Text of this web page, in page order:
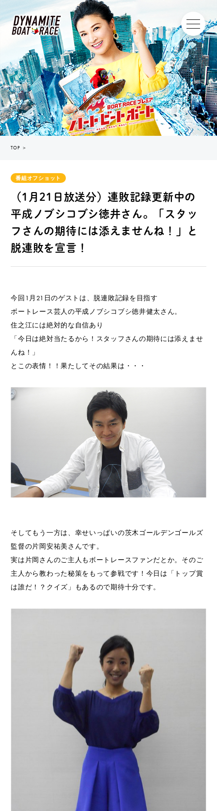
TOP ＞
番組オフショット
（1月21日放送分）連敗記録更新中の
平成ノブシコブシ徳井さん。「スタッ
フさんの期待には添えませんね！」と
脱連敗を宣言！
今回1月21日のゲストは、脱連敗記録を目指す
ボートレース芸人の平成ノブシコブシ徳井健太さん。
住之江には絶対的な自信あり
「今日は絶対当たるから！スタッフさんの期待には添えませ
んね！」
とこの表情！！果たしてその結果は・・・
そしてもう一方は、幸せいっぱいの茨木ゴールデンゴールズ
監督の片岡安祐美さんです。
実は片岡さんのご主人もボートレースファンだとか。そのご
主人から教わった秘策をもって参戦です！今日は「トップ賞
は誰だ！？クイズ」もあるので期待十分です。